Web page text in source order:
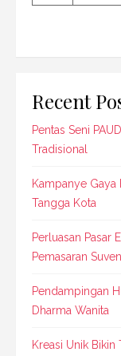
Recent
Pentas Seni
Tradisional
Kampanye
Tangga Kota
Perluasan Pasar
Pemasaran
Pendampingan
Dharma Wanita
Kreasi Unik Bikin